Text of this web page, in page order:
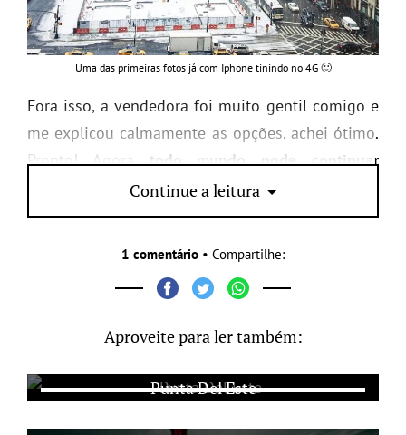
Uma das primeiras fotos já com Iphone tinindo no 4G 🙂
Fora isso, a vendedora foi muito gentil comigo e
me explicou calmamente as opções, achei ótimo.
Pronto! Agoratodo mundo pode continuar
conectado e pagando pouco por isso
Continue a leitura
1 comentário • Compartilhe:
Aproveite para ler também:
Punta Del Este